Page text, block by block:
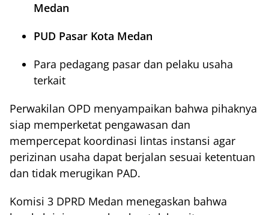
Medan
PUD Pasar Kota Medan
Para pedagang pasar dan pelaku usaha
terkait
Perwakilan OPD menyampaikan bahwa pihaknya
siap memperketat pengawasan dan
mempercepat koordinasi lintas instansi agar
perizinan usaha dapat berjalan sesuai ketentuan
dan tidak merugikan PAD.
Komisi 3 DPRD Medan menegaskan bahwa